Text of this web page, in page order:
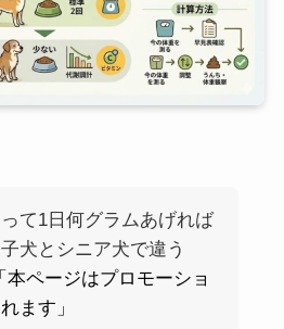
て1日何グラムあげれば
犬とシニア犬で違う
本ページはプロモーショ
ます」